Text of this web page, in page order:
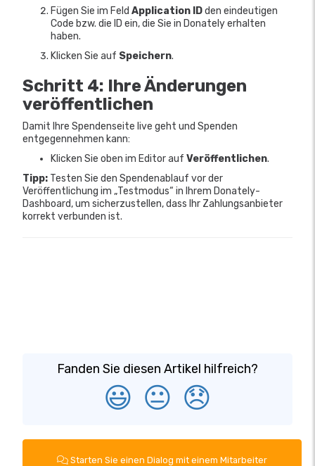
Fügen Sie im Feld Application IDden eindeutigen
Code bzw. die ID ein, die Sie in Donately erhalten
haben.
Klicken Sie auf Speichern.
Schritt 4: Ihre Änderungen
veröffentlichen
Damit Ihre Spendenseite live geht und Spenden
entgegennehmen kann:
Klicken Sie oben im Editor auf Veröffentlichen.
Tipp: Testen Sie den Spendenablauf vor der
Veröffentlichung im „Testmodus“ in Ihrem Donately-
Dashboard, um sicherzustellen, dass Ihr Zahlungsanbieter
korrekt verbunden ist.
Fanden Sie diesen Artikel hilfreich?
😃 😐 😞
Starten Sie einen Dialog mit einem Mitarbeiter